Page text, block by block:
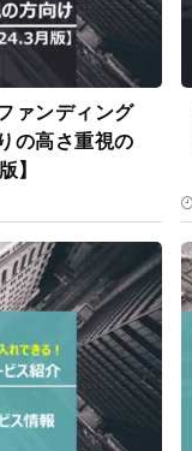
ァンディング
高さ重視の
】